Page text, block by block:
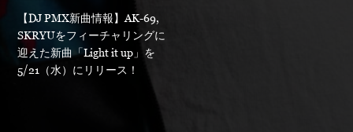
【DJ PMX新曲情報】AK-69,
SKRYUをフィーチャリングに
迎えた新曲「Light it up」を
5/21（水）にリリース！